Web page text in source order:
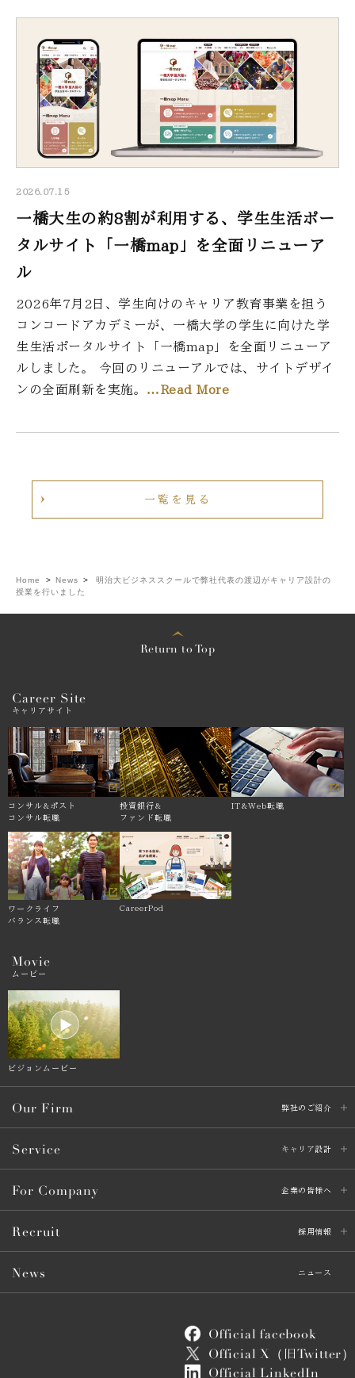
2026.07.15
一橋大生の約8割が利用する、学生生活ポー
タルサイト「一橋map」を全面リニューア
ル
2026年7月2日、学生向けのキャリア教育事業を担う
コンコードアカデミーが、一橋大学の学生に向けた学
生生活ポータルサイト「一橋map」を全面リニューア
ルしました。 今回のリニューアルでは、サイトデザイ
ンの全面刷新を実施。 …Read More
一覧を見る
Home > News >
明治大ビジネススクールで弊社代表の渡辺がキャリア設計の
授業を行いました
Return to Top
Career Site
キャリアサイト
コンサル& ポスト
コンサル転職
投資銀行&
ファンド転職
IT&Web転職
ワークライフ
バランス転職
CareerPod
Movie
ムービー
ビジョンムービー
Our Firm 弊社のご紹介
Service キャリア設計
For Company 企業の皆様へ
Recruit 採用情報
News ニュース
Official facebook
Official X（ 旧Twitter）
Official LinkedIn